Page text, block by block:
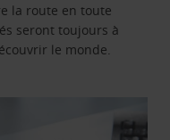
la route en toute
seront toujours à
le monde.